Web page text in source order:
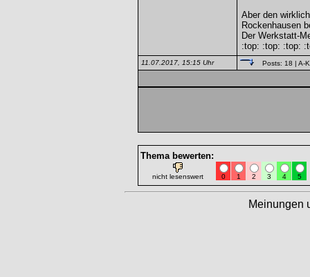
Aber den
Rockenhausen
Der Werkstatt-
:top: :top: :top:
11.07.2017, 15:15 Uhr Posts: 18 | A-
Thema bewerten:
nicht lesenswert 0 1 2 3 4 5
Meinungen